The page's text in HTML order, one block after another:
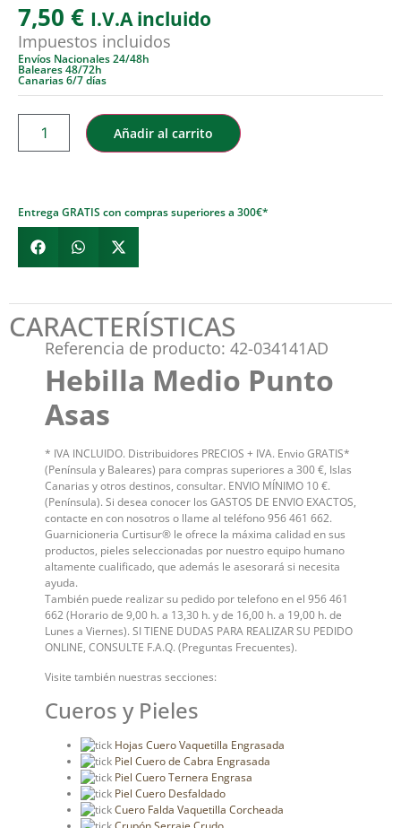
7,50 € I.V.A incluido
Impuestos incluidos
Envíos Nacionales 24/48h
Baleares 48/72h
Canarias 6/7 días
Añadir al carrito
Entrega GRATIS con compras superiores a 300€*
CARACTERÍSTICAS
Referencia de producto: 42-034141AD
Hebilla Medio Punto
Asas
* IVA INCLUIDO. Distribuidores PRECIOS + IVA. Envio GRATIS*
(Península y Baleares) para compras superiores a 300 €, Islas
Canarias y otros destinos, consultar. ENVIO MÍNIMO 10 €.
(Península). Si desea conocer los GASTOS DE ENVIO EXACTOS,
contacte en con nosotros o llame al teléfono 956 461 662.
Guarnicioneria Curtisur® le ofrece la máxima calidad en sus
productos, pieles seleccionadas por nuestro equipo humano
altamente cualificado, que además le asesorará si necesita
ayuda.
También puede realizar su pedido por telefono en el 956 461
662 (Horario de 9,00 h. a 13,30 h. y de 16,00 h. a 19,00 h. de
Lunes a Viernes). SI TIENE DUDAS PARA REALIZAR SU PEDIDO
ONLINE, CONSULTE F.A.Q. (Preguntas Frecuentes).
Visite también nuestras secciones:
Cueros y Pieles
Hojas Cuero Vaquetilla Engrasada
Piel Cuero de Cabra Engrasada
Piel Cuero Ternera Engrasa
Piel Cuero Desfaldado
Cuero Falda Vaquetilla Corcheada